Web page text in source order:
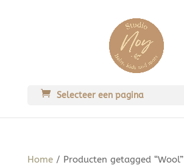
Selecteer een pagina
Home/ Producten getagged “Wool”